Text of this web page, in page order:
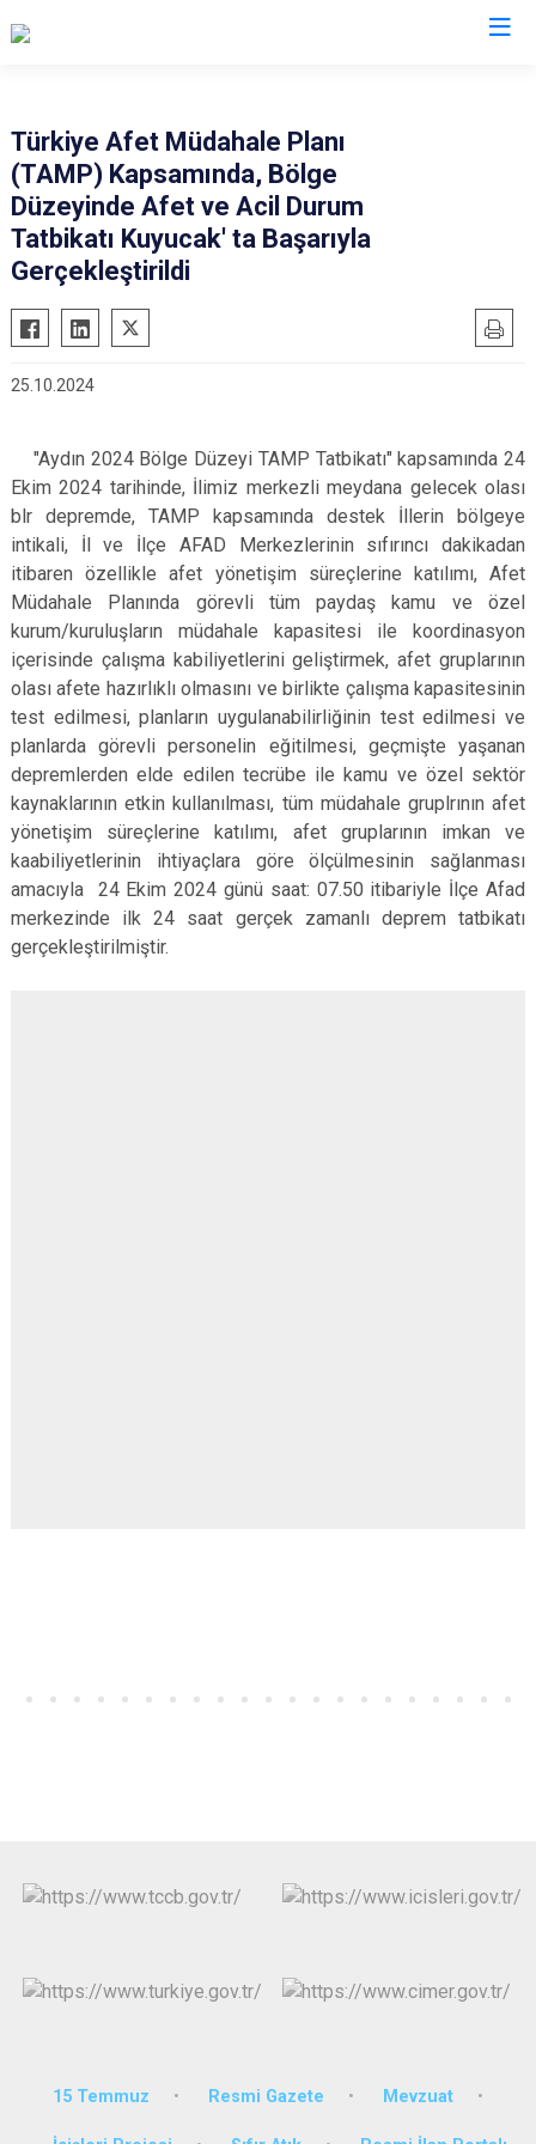
Bozdoğan
Buharkent
Çine
Germencik
İncirliova
Karpuzlu
Koçarlı
Köşk
Kuşadası
Efeler
Türkiye Afet Müdahale Planı
(TAMP) Kapsamında, Bölge
Düzeyinde Afet ve Acil Durum
Tatbikatı Kuyucak' ta Başarıyla
Gerçekleştirildi
25.10.2024
"Aydın 2024 Bölge Düzeyi TAMP Tatbikatı" kapsamında 24
Ekim 2024 tarihinde, İlimiz merkezli meydana gelecek olası
blr depremde, TAMP kapsamında destek İllerin bölgeye
intikali, İl ve İlçe AFAD Merkezlerinin sıfırıncı dakikadan
itibaren özellikle afet yönetişim süreçlerine katılımı, Afet
Müdahale Planında görevli tüm paydaş kamu ve özel
kurum/kuruluşların müdahale kapasitesi ile koordinasyon
içerisinde çalışma kabiliyetlerini geliştirmek, afet gruplarının
olası afete hazırlıklı olmasını ve birlikte çalışma kapasitesinin
test edilmesi, planların uygulanabilirliğinin test edilmesi ve
planlarda görevli personelin eğitilmesi, geçmişte yaşanan
depremlerden elde edilen tecrübe ile kamu ve özel sektör
kaynaklarının etkin kullanılması, tüm müdahale gruplrının afet
yönetişim süreçlerine katılımı, afet gruplarının imkan ve
kaabiliyetlerinin ihtiyaçlara göre ölçülmesinin sağlanması
amacıyla 24 Ekim 2024 günü saat: 07.50 itibariyle İlçe Afad
merkezinde ilk 24 saat gerçek zamanlı deprem tatbikatı
gerçekleştirilmiştir.
15 Temmuz Resmi Gazete Mevzuat